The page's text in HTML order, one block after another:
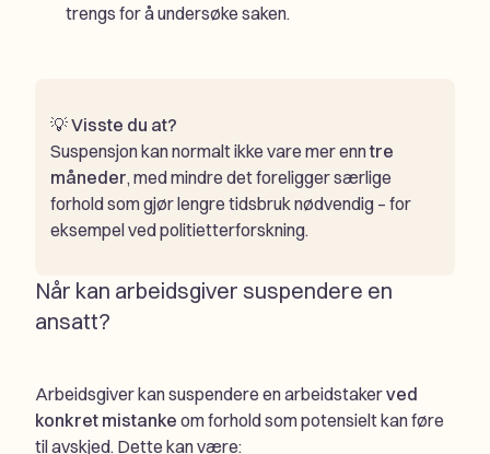
trengs for å undersøke saken.
💡Visste du at?
Suspensjon kan normalt ikke vare mer enntre
måneder, med mindre det foreligger særlige
forhold som gjør lengre tidsbruk nødvendig – for
eksempel ved politietterforskning.
Når kan arbeidsgiver suspendere en
ansatt?
Arbeidsgiver kan suspendere en arbeidstakerved
konkret mistanke om forhold som potensielt kan føre
til avskjed. Dette kan være: